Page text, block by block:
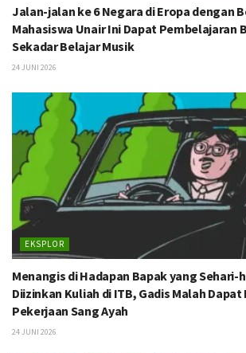
Jalan-jalan ke 6 Negara di Eropa dengan
Mahasiswa Unair Ini Dapat Pembelajaran
Sekadar Belajar Musik
24 JUNI 2026
EKSPLOR
Menangis di Hadapan Bapak yang
Diizinkan Kuliah di ITB, Gadis Malah
Pekerjaan Sang Ayah
24 JUNI 2026